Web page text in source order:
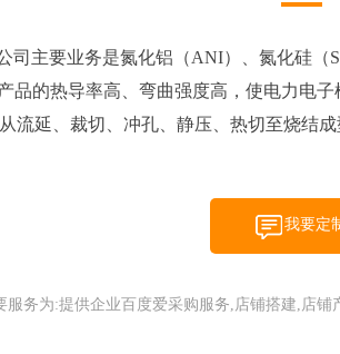
司主要业务是氮化铝（ANI）、氮化硅
品的热导率高、弯曲强度高，使电力电
从流延、裁切、冲孔、静压、热切至烧结
我要定
服务为:提供企业百度爱采购服务,店铺搭建,店